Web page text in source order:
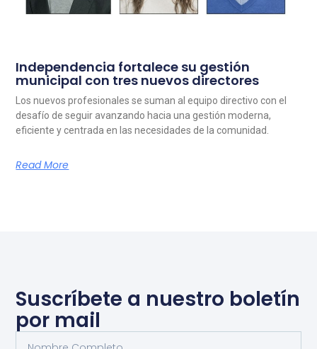
Independencia fortalece su gestión
municipal con tres nuevos directores
Los nuevos profesionales se suman al equipo directivo con el
desafío de seguir avanzando hacia una gestión moderna,
eficiente y centrada en las necesidades de la comunidad.
Read More
Suscríbete a nuestro boletín
por mail